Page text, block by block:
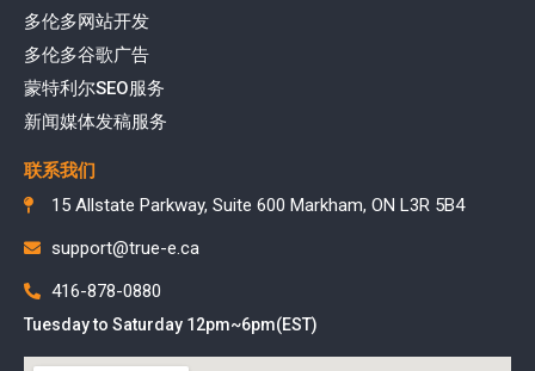
多伦多网站开发
多伦多谷歌广告
蒙特利尔SEO服务
新闻媒体发稿服务
联系我们
15 Allstate Parkway, Suite 600 Markham, ON L3R 5B4
support@true-e.ca
416-878-0880
Tuesday to Saturday 12pm~6pm(EST)